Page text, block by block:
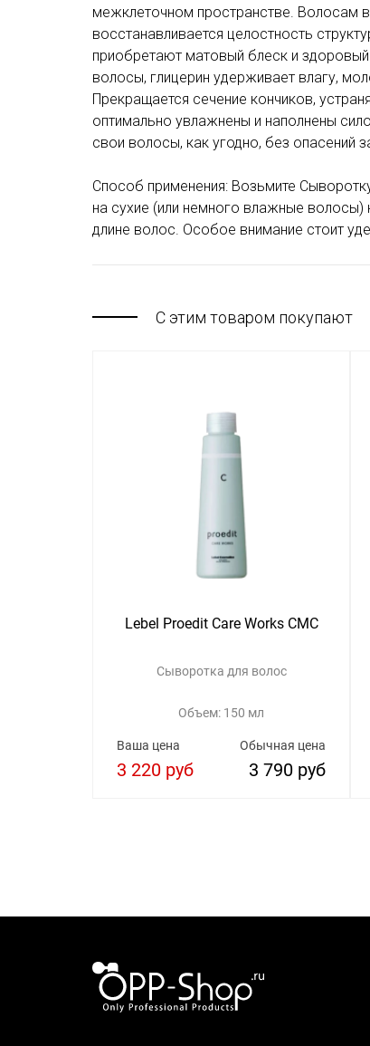
межклеточном пространстве. Волосам
восстанавливается целостность
приобретают матовый блеск и
волосы, глицерин удерживает влагу,
Прекращается сечение кончиков,
оптимально увлажнены и наполнены
свои волосы, как угодно, без опасений
Способ применения: Возьмите
на сухие (или немного влажные
длине волос. Особое внимание стоит
С этим товаром покупают
Lebel Proedit Care Works CMC
Сыворотка для волос
Объем: 150 мл
Обычная цена
3 790 руб
Ваша цена
3 220 руб